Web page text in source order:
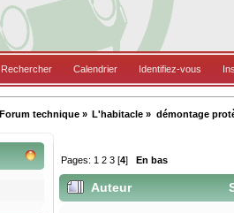
Rechercher Calendrier Identifiez-vous
Forum technique» L'habitacle » démontage
Pages: 1 2 3 [4] En bas
Auteur